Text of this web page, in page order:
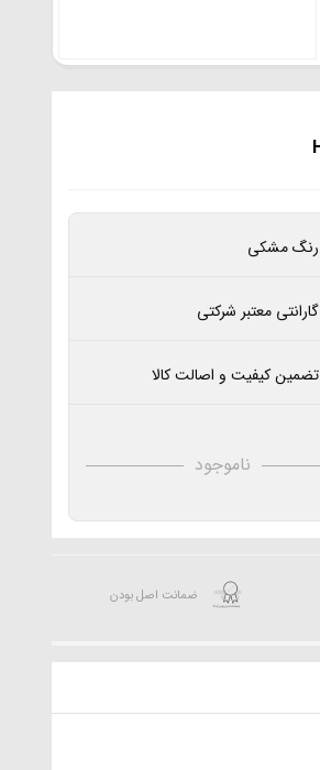
رنگ مشکی
گارانتی معتبر شرکتی
تضمین کیفیت و اصالت کالا
ناموجود
ضمانت اصل بودن